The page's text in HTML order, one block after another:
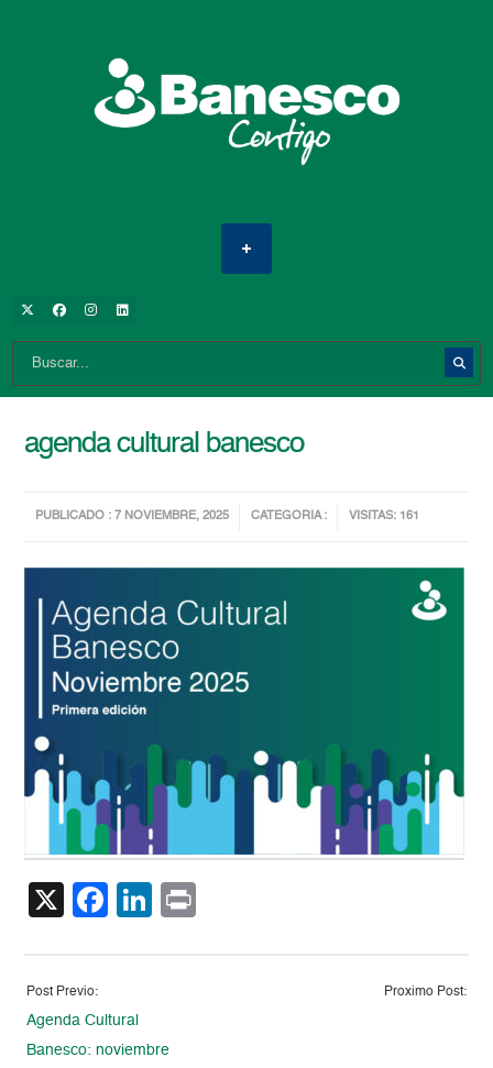
agenda cultural banesco
PUBLICADO : 7 NOVIEMBRE, 2025 CATEGORIA : VISITAS: 161
X Facebook
LinkedIn
Post Previo:
Agenda Cultural
Banesco: noviembre
Proximo Post: